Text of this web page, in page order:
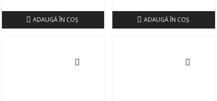
ADAUGĂ ÎN COŞ ADAUGĂ ÎN COŞ